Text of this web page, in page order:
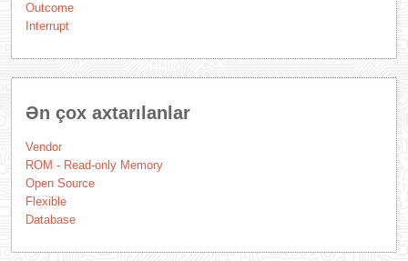
Outcome
Interrupt
Ən çox axtarılanlar
Vendor
ROM - Read-only Memory
Open Source
Flexible
Database